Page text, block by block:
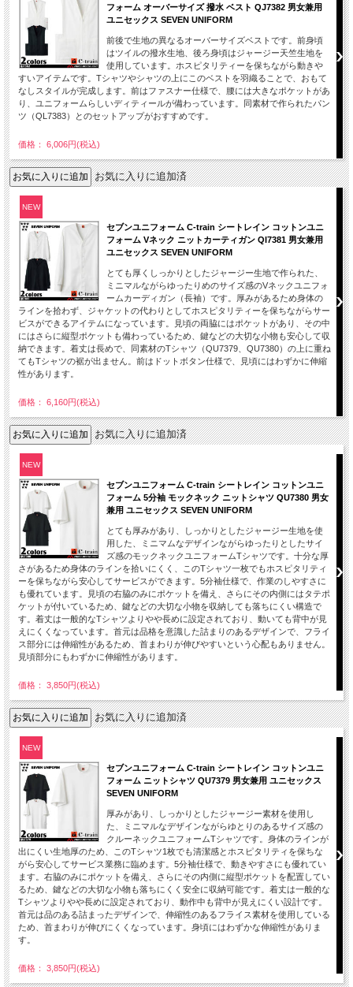
フォーム オーバーサイズ 撥水 ベスト QJ7382 男女兼用
ユニセックス SEVEN UNIFORM
前後で生地の異なるオーバーサイズベストです。前身頃
はツイルの撥水生地、後ろ身頃はジャージー天竺生地を
使用しています。ホスピタリティーを保ちながら動きや
すいアイテムです。Tシャツやシャツの上にこのベストを羽織ることで、おもて
なしスタイルが完成します。前はファスナー仕様で、腰には大きなポケットがあ
り、ユニフォームらしいディティールが備わっています。同素材で作られたパン
ツ（QL7383）とのセットアップがおすすめです。
価格： 6,006円(税込)
お気に入りに追加済
NEW
セブンユニフォーム C-train シートレイン コットンユニ
フォーム Vネック ニットカーティガン QI7381 男女兼用
ユニセックス SEVEN UNIFORM
とても厚くしっかりとしたジャージー生地で作られた、
ミニマルながらゆったりめのサイズ感のVネックユニフォ
ームカーディガン（長袖）です。厚みがあるため身体の
ラインを拾わず、ジャケットの代わりとしてホスピタリティーを保ちながらサー
ビスができるアイテムになっています。見頃の両脇にはポケットがあり、その中
にはさらに縦型ポケットも備わっているため、鍵などの大切な小物も安心して収
納できます。着丈は長めで、同素材のTシャツ（QU7379、QU7380）の上に重ね
てもTシャツの裾が出ません。前はドットボタン仕様で、見頃にはわずかに伸縮
性があります。
価格： 6,160円(税込)
お気に入りに追加済
NEW
セブンユニフォーム C-train シートレイン コットンユニ
フォーム 5分袖 モックネック ニットシャツ QU7380 男女
兼用 ユニセックス SEVEN UNIFORM
とても厚みがあり、しっかりとしたジャージー生地を使
用した、ミニマムなデザインながらゆったりとしたサイ
ズ感のモックネックユニフォームTシャツです。十分な厚
さがあるため身体のラインを拾いにくく、このTシャツ一枚でもホスピタリティ
ーを保ちながら安心してサービスができます。5分袖仕様で、作業のしやすさに
も優れています。見頃の右脇のみにポケットを備え、さらにその内側にはタテポ
ケットが付いているため、鍵などの大切な小物を収納しても落ちにくい構造で
す。着丈は一般的なTシャツよりやや長めに設定されており、動いても背中が見
えにくくなっています。首元は品格を意識した詰まりのあるデザインで、フライ
ス部分には伸縮性があるため、首まわりが伸びやすいという心配もありません。
見頃部分にもわずかに伸縮性があります。
価格： 3,850円(税込)
お気に入りに追加済
NEW
セブンユニフォーム C-train シートレイン コットンユニ
フォーム ニットシャツ QU7379 男女兼用 ユニセックス
SEVEN UNIFORM
厚みがあり、しっかりとしたジャージー素材を使用し
た、ミニマルなデザインながらゆとりのあるサイズ感の
クルーネックユニフォームTシャツです。身体のラインが
出にくい生地厚のため、このTシャツ1枚でも清潔感とホスピタリティを保ちな
がら安心してサービス業務に臨めます。5分袖仕様で、動きやすさにも優れてい
ます。右脇のみにポケットを備え、さらにその内側に縦型ポケットを配置してい
るため、鍵などの大切な小物も落ちにくく安全に収納可能です。着丈は一般的な
Tシャツよりやや長めに設定されており、動作中も背中が見えにくい設計です。
首元は品のある詰まったデザインで、伸縮性のあるフライス素材を使用している
ため、首まわりが伸びにくくなっています。身頃にはわずかな伸縮性がありま
す。
価格： 3,850円(税込)